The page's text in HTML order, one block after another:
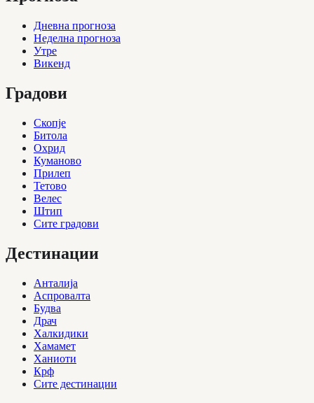
Дневна прогноза
Неделна прогноза
Утре
Викенд
Градови
Скопје
Битола
Охрид
Куманово
Прилеп
Тетово
Велес
Штип
Сите градови
Дестинации
Анталија
Аспровалта
Будва
Драч
Халкидики
Хамамет
Ханиоти
Крф
Сите дестинации